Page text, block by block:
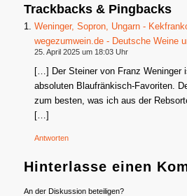
Trackbacks & Pingbacks
Weninger, Sopron, Ungarn -
wegezumwein.de - Deutsche Weine
25. April 2025 um 18:03 Uhr
[…] Der Steiner von Franz Weninger
absoluten Blaufränkisch-Favoriten.
zum besten, was ich aus der
[…]
Antworten
Hinterlasse einen
An der Diskussion beteiligen?